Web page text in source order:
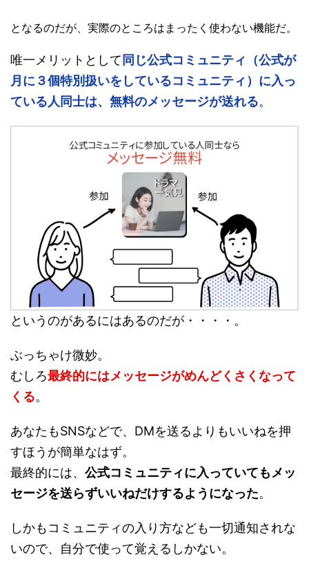
となるのだが、実際のところはまったく使わない機能だ。
唯一メリットとして 同じ公式コミュニティ（公式が
月に３個特別扱いをしているコミュニティ）に入っ
ている人同士は、無料のメッセージが送れる。
というのがあるにはあるのだが・・・・。
ぶっちゃけ微妙。
むしろ最終的にはメッセージがめんどくさくなって
くる。
あなたもSNSなどで、DMを送るよりもいいねを押
すほうが簡単なはず。
最終的には、 公式コミュニティに入っていてもメッ
セージを送らずいいねだけするようになった。
しかもコミュニティの入り方なども一切通知されな
いので、自分で使って覚えるしかない。